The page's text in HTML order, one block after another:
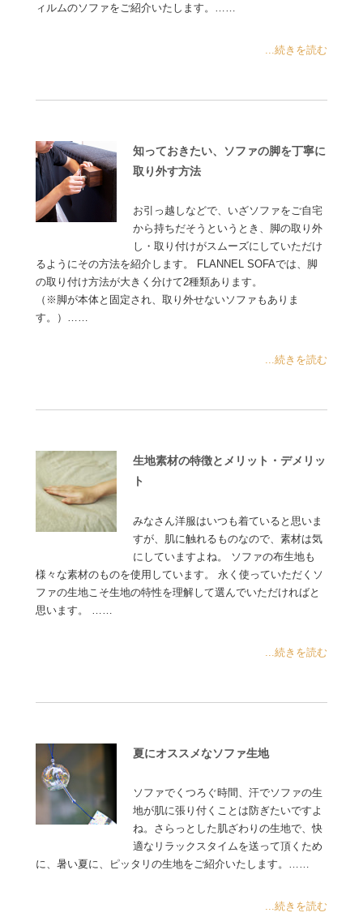
ィルムのソファをご紹介いたします。……
...続きを読む
知っておきたい、ソファの脚を丁寧に
取り外す方法
お引っ越しなどで、いざソファをご自宅
から持ちだそうというとき、脚の取り外
し・取り付けがスムーズにしていただけ
るようにその方法を紹介します。 FLANNEL SOFAでは、脚
の取り付け方法が大きく分けて2種類あります。
（※脚が本体と固定され、取り外せないソファもありま
す。）……
...続きを読む
生地素材の特徴とメリット・デメリッ
ト
みなさん洋服はいつも着ていると思いま
すが、肌に触れるものなので、素材は気
にしていますよね。 ソファの布生地も
様々な素材のものを使用しています。 永く使っていただくソ
ファの生地こそ生地の特性を理解して選んでいただければと
思います。 ……
...続きを読む
夏にオススメなソファ生地
ソファでくつろぐ時間、汗でソファの生
地が肌に張り付くことは防ぎたいですよ
ね。さらっとした肌ざわりの生地で、快
適なリラックスタイムを送って頂くため
に、暑い夏に、ピッタリの生地をご紹介いたします。……
...続きを読む